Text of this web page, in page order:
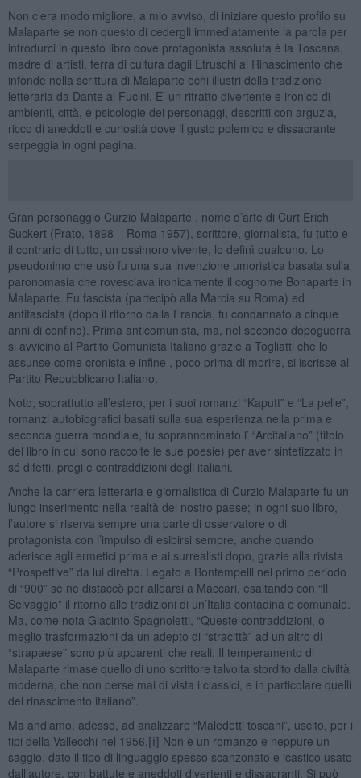
Non c’era modo migliore, a mio avviso, di iniziare questo profilo su
Malaparte se non questo di cedergli immediatamente la parola per
introdurci in questo libro dove protagonista assoluta è la Toscana,
madre di artisti, terra di cultura dagli Etruschi al Rinascimento che
infonde nella scrittura di Malaparte echi illustri della tradizione
letteraria da Dante al Fucini. E’ un ritratto divertente e ironico di
ambienti, città, e psicologie dei personaggi, descritti con arguzia,
ricco di aneddoti e curiosità dove il gusto polemico e dissacrante
serpeggia in ogni pagina.
Gran personaggio Curzio Malaparte , nome d’arte di Curt Erich
Suckert (Prato, 1898 – Roma 1957), scrittore, giornalista, fu tutto e
il contrario di tutto, un ossimoro vivente, lo definì qualcuno. Lo
pseudonimo che usò fu una sua invenzione umoristica basata sulla
paronomasia che rovesciava ironicamente il cognome Bonaparte in
Malaparte. Fu fascista (partecipò alla Marcia su Roma) ed
antifascista (dopo il ritorno dalla Francia, fu condannato a cinque
anni di confino). Prima anticomunista, ma, nel secondo dopoguerra
si avvicinò al Partito Comunista Italiano grazie a Togliatti che lo
assunse come cronista e infine , poco prima di morire, si iscrisse al
Partito Repubblicano Italiano.
Noto, soprattutto all’estero, per i suoi romanzi “Kaputt” e “La pelle”,
romanzi autobiografici basati sulla sua esperienza nella prima e
seconda guerra mondiale, fu soprannominato l’ “Arcitaliano” (titolo
del libro in cui sono raccolte le sue poesie) per aver sintetizzato in
sé difetti, pregi e contraddizioni degli italiani.
Anche la carriera letteraria e giornalistica di Curzio Malaparte fu un
lungo inserimento nella realtà del nostro paese; in ogni suo libro,
l’autore si riserva sempre una parte di osservatore o di
protagonista con l’impulso di esibirsi sempre, anche quando
aderisce agli ermetici prima e ai surrealisti dopo, grazie alla rivista
“Prospettive” da lui diretta. Legato a Bontempelli nel primo periodo
di “900” se ne distaccò per allearsi a Maccari, esaltando con “Il
Selvaggio” il ritorno alle tradizioni di un’Italia contadina e comunale.
Ma, come nota Giacinto Spagnoletti, “Queste contraddizioni, o
meglio trasformazioni da un adepto di “stracittà” ad un altro di
“strapaese” sono più apparenti che reali. Il temperamento di
Malaparte rimase quello di uno scrittore talvolta stordito dalla civiltà
moderna, che non perse mai di vista i classici, e in particolare quelli
del rinascimento italiano”.
Ma andiamo, adesso, ad analizzare “Maledetti toscani”, uscito, per i
tipi della Vallecchi nel 1956. [i] Non è un romanzo e neppure un
saggio, dato il tipo di linguaggio spesso scanzonato e icastico usato
dall’autore, con battute e aneddoti divertenti e dissacranti. Si può